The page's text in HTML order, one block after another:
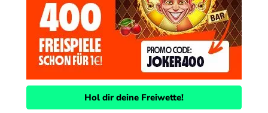
Hol dir deine Freiwette!